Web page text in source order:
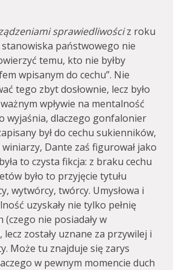
sprawiedliwościz roku
stanowiska państwowego nie
temu, kto nie byłby
wpisanym do cechu”. Nie
tego zbyt dosłownie, lecz było
wpływie na mentalność
wyjaśnia, dlaczego gonfalonier
był do cechu sukienników,
Dante zaś figurował jako
to czysta fikcja: z braku cechu
było to przyjęcie tytułu
wytwórcy, twórcy. Umysłowa i
uzyskały nie tylko pełnię
(czego nie posiadały w
zostały uznane za przywilej i
Może tu znajduje się zarys
w pewnym momencie duch